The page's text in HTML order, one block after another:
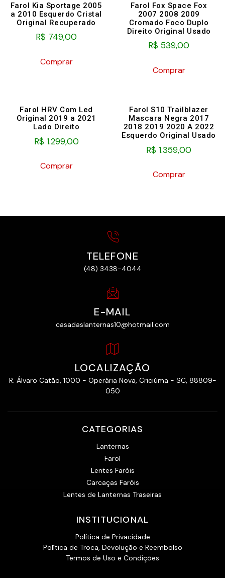
Farol Kia Sportage 2005
a 2010 Esquerdo Cristal
Original Recuperado
R$ 749,00
Comprar
Farol Fox Space Fox
2007 2008 2009
Cromado Foco Duplo
Direito Original Usado
R$ 539,00
Comprar
Farol HRV Com Led
Original 2019 a 2021
Lado Direito
R$1.299,00
Comprar
Farol S10 Trailblazer
Mascara Negra 2017
2018 2019 2020 A 2022
Esquerdo Original Usado
R$ 1.359,00
Comprar
TELEFONE
(48) 3438-4044
E-MAIL
casadaslanternas10@hotmail.com
LOCALIZAÇÃO
R. Álvaro Catão, 1000 - Operária Nova, Criciúma - SC, 88809-
050
CATEGORIAS
Lanternas
Farol
Lentes Faróis
Carcaças Faróis
Lentes de Lanternas Traseiras
INSTITUCIONAL
Política de Privacidade
Política de Troca, Devolução e Reembolso
Termos de Uso e Condições